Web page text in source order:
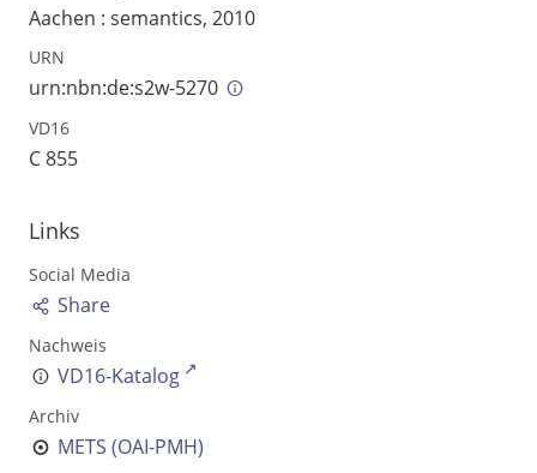
Aachen : semantics, 2010
URN
urn:nbn:de:s2w-5270
VD16
C 855
Links
Social Media
Share
Nachweis
VD16-Katalog
Archiv
METS (OAI-PMH)